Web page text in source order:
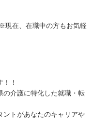
現在、在職中の方もお気軽
！
の介護に特化した就職・転
ントがあなたのキャリアや